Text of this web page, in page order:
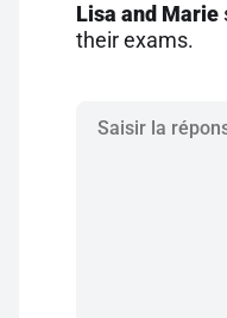
Lisa and Marie
their exams.